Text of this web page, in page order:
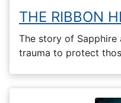
THE RIBBON
The story of Sapphire
trauma to protect